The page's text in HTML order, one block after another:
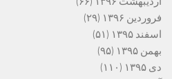
فروردین ۱۳۹۶
(۲۹)
اسفند ۱۳۹۵
(۵۱)
بهمن ۱۳۹۵
(۹۵)
دی ۱۳۹۵
(۱۱۰)